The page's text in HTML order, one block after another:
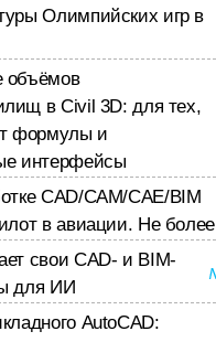
Олимпийских игр в
объёмов
в Civil 3D: для тех,
формулы и
интерфейсы
CAD/CAM/CAE/BIM
в авиации. Не более
свои CAD- и BIM-
для ИИ
AutoCAD: